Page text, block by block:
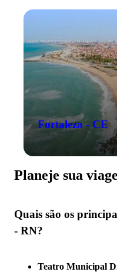
Fortaleza - CE
Planeje sua
Quais são os
- RN?
Teatro Municipal